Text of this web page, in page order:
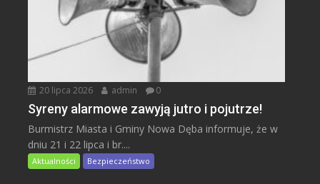
20 lipca 2026 admin 0
Syreny alarmowe zawyją jutro i pojutrze!
Burmistrz Miasta i Gminy Nowa Dęba informuje, że w
dniu 21 i 22 lipca i br....
Aktualności Bezpieczeństwo